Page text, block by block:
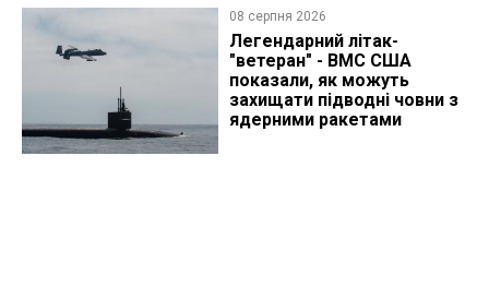
08 серпня 2026
Легендарний літак-
"ветеран" - ВМС США
показали, як можуть
захищати підводні човни з
ядерними ракетами